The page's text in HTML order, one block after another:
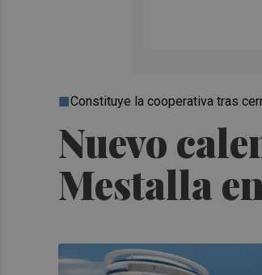
Nuevo
Mestalla
Constituye la cooperativa tras